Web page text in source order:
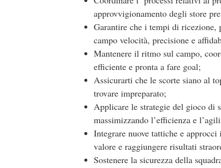
approvvigionamento degli store
Garantire che i tempi di ricezione,
campo velocità, precisione e
Mantenere il ritmo sul campo,
efficiente e pronta a fare goal;
Assicurarti che le scorte siano al
trovare impreparato;
Applicare le strategie del gioco di
massimizzando l’efficienza e
Integrare nuove tattiche e
valore e raggiungere risultati
Sostenere la sicurezza della